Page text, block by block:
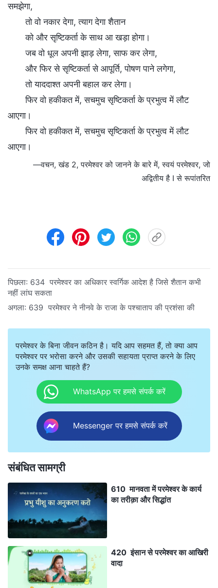
समझेगा,
तो वो नकार देगा, त्याग देगा शैतान
को और सृष्टिकर्ता के साथ आ खड़ा होगा।
जब वो धूल अपनी झाड़ लेगा, साफ कर लेगा,
और फिर से सृष्टिकर्ता से आपूर्ति, पोषण पाने लगेगा,
तो याददाश्त अपनी बहाल कर लेगा।
फिर वो हकीकत में, सचमुच सृष्टिकर्ता के प्रभुत्व में लौट
आएगा।
फिर वो हकीकत में, सचमुच सृष्टिकर्ता के प्रभुत्व में लौट
आएगा।
—वचन, खंड 2, परमेश्वर को जानने के बारे में, स्वयं परमेश्वर, जो
अद्वितीय है I से रूपांतरित
पिछला: 634 परमेश्वर का अधिकार स्वर्गिक आदेश है जिसे शैतान कभी
नहीं लांघ सकता
अगला: 639 परमेश्वर ने नीनवे के राजा के पश्चाताप की प्रशंसा की
परमेश्वर के बिना जीवन कठिन है। यदि आप सहमत हैं, तो क्या आप
परमेश्वर पर भरोसा करने और उसकी सहायता प्राप्त करने के लिए
उनके समक्ष आना चाहते हैं?
WhatsApp पर हमसे संपर्क करें
Messenger पर हमसे संपर्क करें
संबंधित सामग्री
610 मानवता में परमेश्वर के कार्य
का तरीक़ा और सिद्धांत
420 इंसान से परमेश्वर का आखिरी
वादा